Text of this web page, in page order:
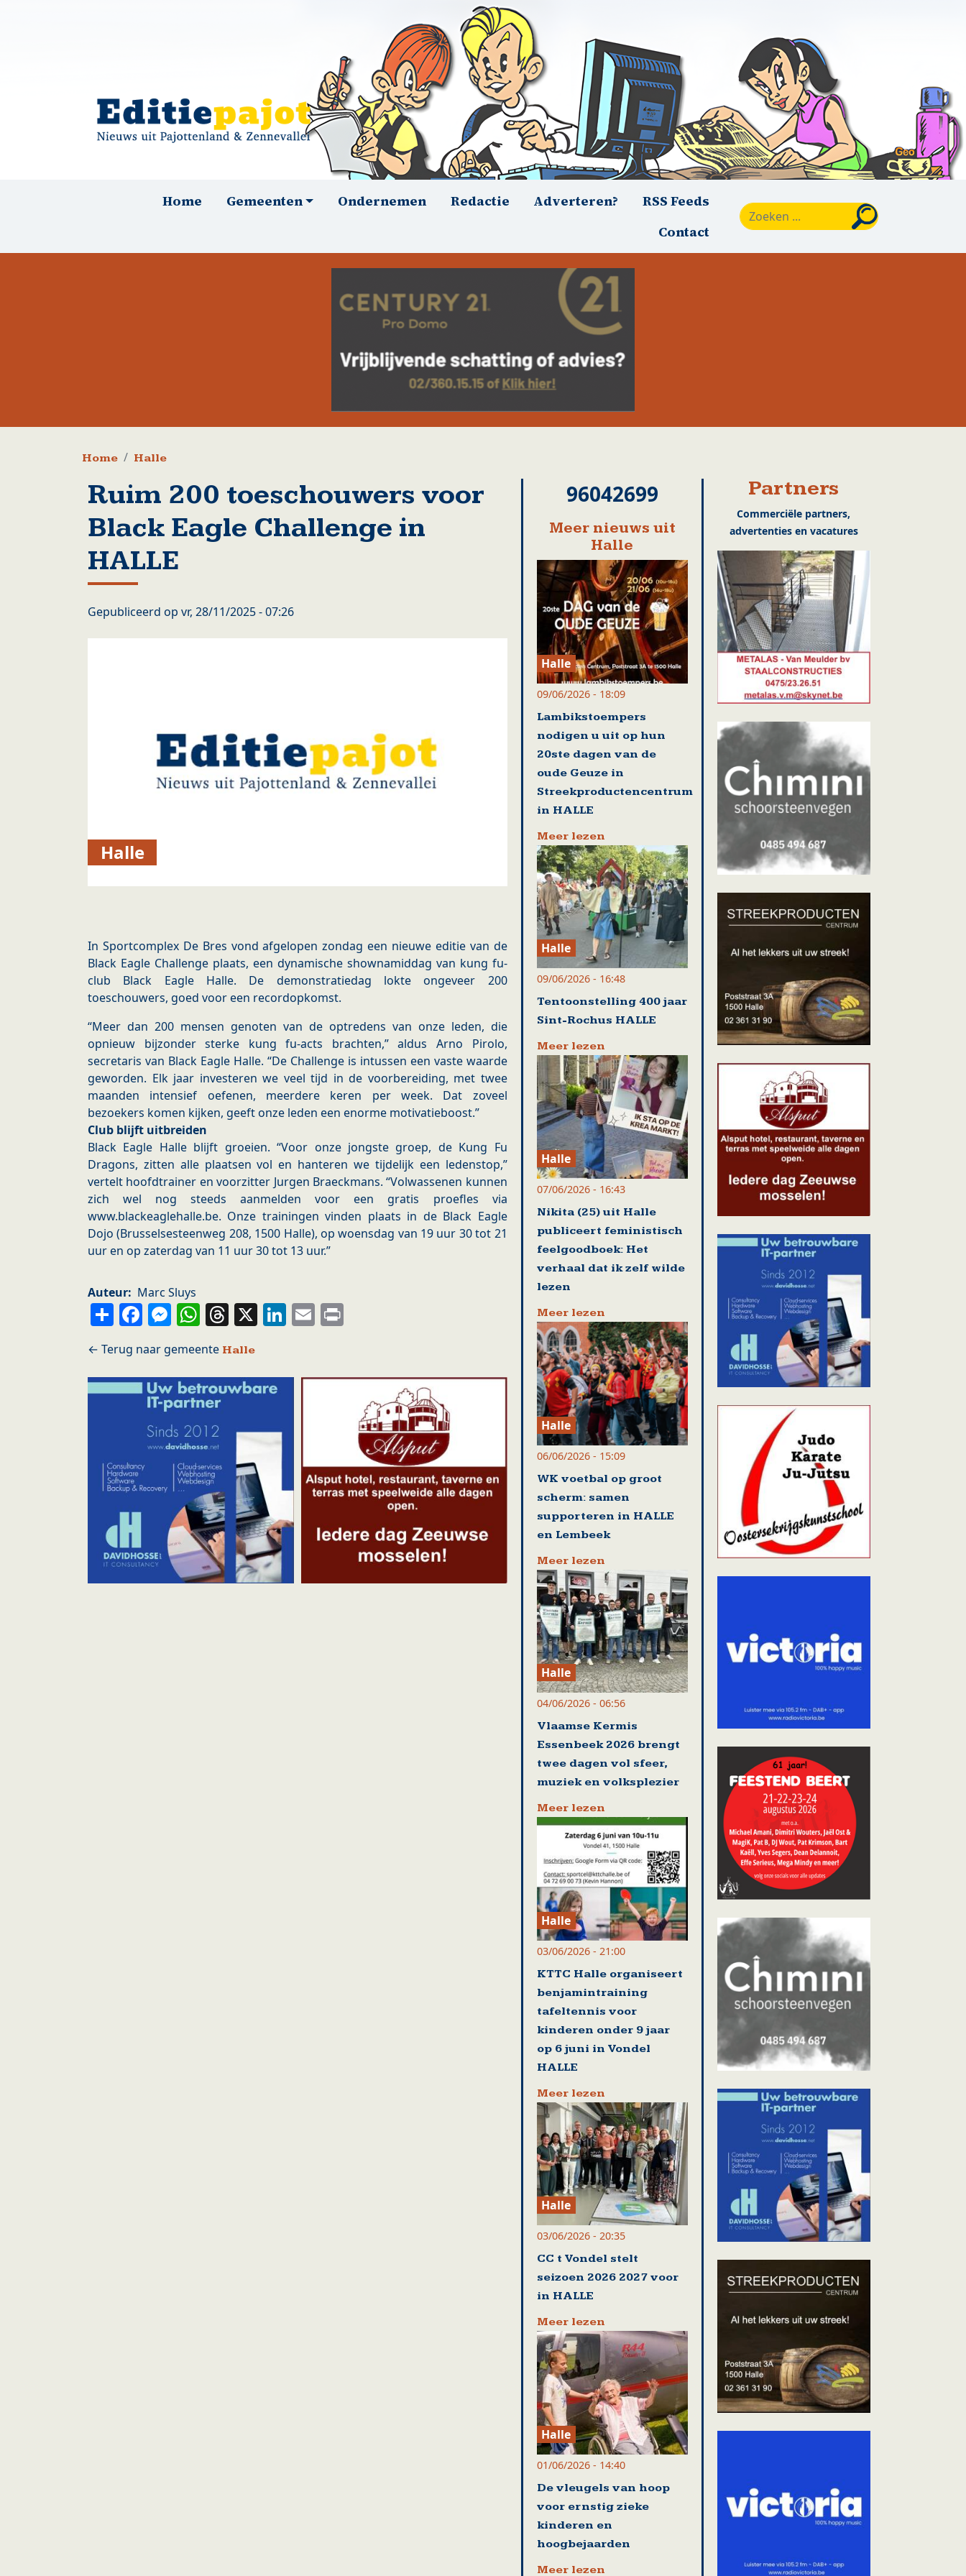
HoofdnavigatieHome Gemeenten Ondernemen Redactie Adverteren?
RSS Feeds
Contact
Kruimelpad
Home Halle
Ruim 200 toeschouwers voor
Black Eagle Challenge in
HALLE
Gepubliceerd op vr, 28/11/2025 - 07:26
Halle
In Sportcomplex De Bres vond afgelopen zondag een nieuwe editie van de
Black Eagle Challenge plaats, een dynamische shownamiddag van kung fu-
club Black Eagle Halle. De demonstratiedag lokte ongeveer 200
toeschouwers, goed voor een recordopkomst.
“Meer dan 200 mensen genoten van de optredens van onze leden, die
opnieuw bijzonder sterke kung fu-acts brachten,” aldus Arno Pirolo,
secretaris van Black Eagle Halle. “De Challenge is intussen een vaste waarde
geworden. Elk jaar investeren we veel tijd in de voorbereiding, met twee
maanden intensief oefenen, meerdere keren per week. Dat zoveel
bezoekers komen kijken, geeft onze leden een enorme motivatieboost.”
Club blijft uitbreiden
Black Eagle Halle blijft groeien. “Voor onze jongste groep, de Kung Fu
Dragons, zitten alle plaatsen vol en hanteren we tijdelijk een ledenstop,”
vertelt hoofdtrainer en voorzitter Jurgen Braeckmans. “Volwassenen kunnen
zich wel nog steeds aanmelden voor een gratis proefles via
www.blackeaglehalle.be. Onze trainingen vinden plaats in de Black Eagle
Dojo (Brusselsesteenweg 208, 1500 Halle), op woensdag van 19 uur 30 tot 21
uur en op zaterdag van 11 uur 30 tot 13 uur.”
Auteur Marc Sluys
ShareFacebook
Messenger
WhatsApp
Threads
X LinkedIn
Email
Halle
96042699
Meer nieuws uit
Halle
Halle
09/06/2026 - 18:09
Lambikstoempers
nodigen u uit op hun
20ste dagen van de
oude Geuze in
Streekproductencentrum
in HALLE
Meer lezen
Halle
09/06/2026 - 16:48
Tentoonstelling 400 jaar
Sint-Rochus HALLE
Meer lezen
Halle
07/06/2026 - 16:43
Nikita (25) uit Halle
publiceert feministisch
feelgoodboek: Het
verhaal dat ik zelf wilde
lezen
Meer lezen
Halle
06/06/2026 - 15:09
WK voetbal op groot
scherm: samen
supporteren in HALLE
en Lembeek
Meer lezen
Halle
04/06/2026 - 06:56
Vlaamse Kermis
Essenbeek 2026 brengt
twee dagen vol sfeer,
muziek en volksplezier
Meer lezen
Halle
03/06/2026 - 21:00
KTTC Halle organiseert
benjamintraining
tafeltennis voor
kinderen onder 9 jaar
op 6 juni in Vondel
HALLE
Meer lezen
Halle
03/06/2026 - 20:35
CC t Vondel stelt
seizoen 2026 2027 voor
in HALLE
Meer lezen
Halle
01/06/2026 - 14:40
De vleugels van hoop
voor ernstig zieke
kinderen en
hoogbejaarden
Meer lezen
Partners
Commerciële partners,
advertenties en vacatures